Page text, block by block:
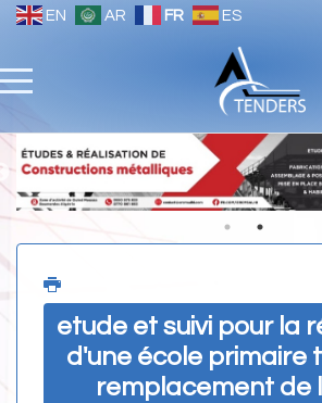
EN AR FR ES
etude et suivi pour la
d'une école primaire
remplacement de